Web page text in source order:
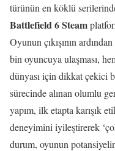
türünün en köklü
Battlefield 6 Steam
Oyunun çıkışının
bin oyuncuya ulaşması,
dünyası için dikkat çekici
sürecinde alınan olumlu
yapım, ilk etapta karışık
deneyimini iyileştirerek
durum, oyunun